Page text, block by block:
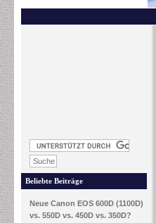
Beliebte Beiträge
Neue Canon EOS 600D (1100D)
vs. 550D vs. 450D vs. 350D?